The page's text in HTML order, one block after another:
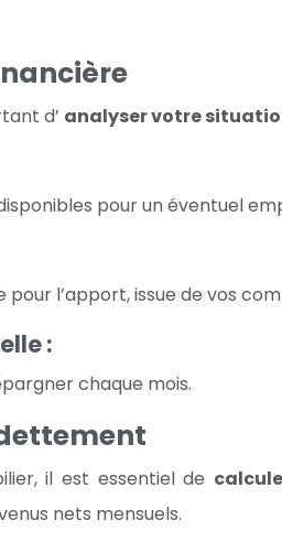
d’ analyser votre
pour un éventuel
l’apport, issue de vos
:
chaque mois.
il est essentiel de
nets mensuels.